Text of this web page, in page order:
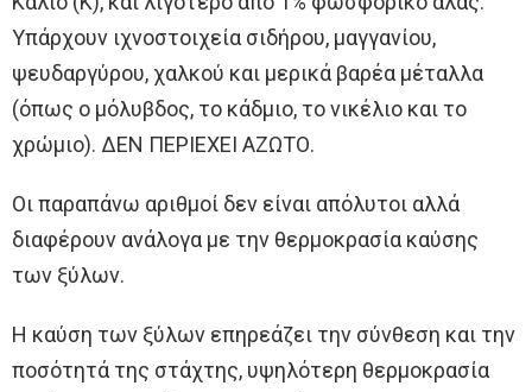
Υπάρχουν ιχνοστοιχεία σιδήρου, μαγγανίου,
ψευδαργύρου, χαλκού και μερικά βαρέα μέταλλα
(όπως ο μόλυβδος, το κάδμιο, το νικέλιο και το
χρώμιο). ΔΕΝ ΠΕΡΙΕΧΕΙ ΑΖΩΤΟ.
Οι παραπάνω αριθμοί δεν είναι απόλυτοι αλλά
διαφέρουν ανάλογα με την θερμοκρασία καύσης
των ξύλων.
Η καύση των ξύλων επηρεάζει την σύνθεση και την
ποσότητά της στάχτης, υψηλότερη θερμοκρασία